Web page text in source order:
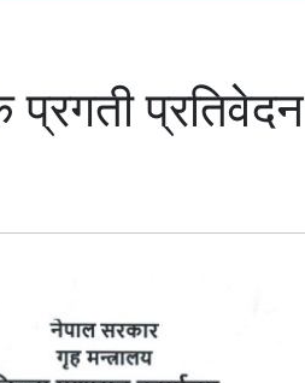
प्रतिवेदन